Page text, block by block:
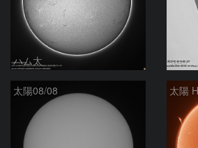
ハム太 ta-o
太陽08/08